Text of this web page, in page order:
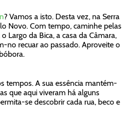
? Vamos a isto. Desta vez, na Serra
Novo. Com tempo, caminhe pelas
Largo da Bica, a casa da Câmara,
no recuar ao passado. Aproveite o
tempos. A sua essência mantém-
que aqui viveram há alguns
se descobrir cada rua, beco e